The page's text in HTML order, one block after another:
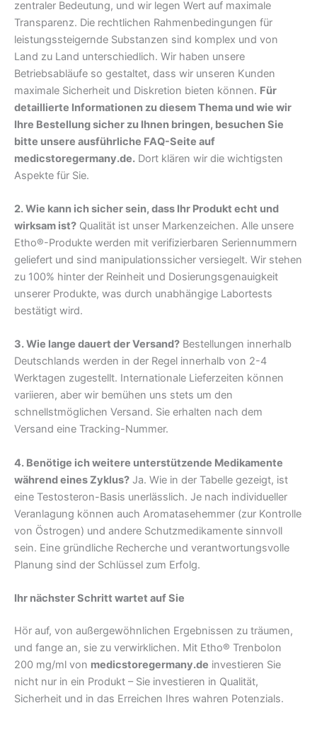
zentraler Bedeutung, und wir legen Wert auf maximale
Transparenz. Die rechtlichen Rahmenbedingungen für
leistungssteigernde Substanzen sind komplex und von
Land zu Land unterschiedlich. Wir haben unsere
Betriebsabläufe so gestaltet, dass wir unseren Kunden
maximale Sicherheit und Diskretion bieten können. Für
detaillierte Informationen zu diesem Thema und wie wir
Ihre Bestellung sicher zu Ihnen bringen, besuchen Sie
bitte unsere ausführliche FAQ-Seite auf
medicstoregermany.de. Dort klären wir die wichtigsten
Aspekte für Sie.
2. Wie kann ich sicher sein, dass Ihr Produkt echt und
wirksam ist? Qualität ist unser Markenzeichen. Alle unsere
Etho®-Produkte werden mit verifizierbaren Seriennummern
geliefert und sind manipulationssicher versiegelt. Wir stehen
zu 100% hinter der Reinheit und Dosierungsgenauigkeit
unserer Produkte, was durch unabhängige Labortests
bestätigt wird.
3. Wie lange dauert der Versand? Bestellungen innerhalb
Deutschlands werden in der Regel innerhalb von 2-4
Werktagen zugestellt. Internationale Lieferzeiten können
variieren, aber wir bemühen uns stets um den
schnellstmöglichen Versand. Sie erhalten nach dem
Versand eine Tracking-Nummer.
4. Benötige ich weitere unterstützende Medikamente
während eines Zyklus? Ja. Wie in der Tabelle gezeigt, ist
eine Testosteron-Basis unerlässlich. Je nach individueller
Veranlagung können auch Aromatasehemmer (zur Kontrolle
von Östrogen) und andere Schutzmedikamente sinnvoll
sein. Eine gründliche Recherche und verantwortungsvolle
Planung sind der Schlüssel zum Erfolg.
Ihr nächster Schritt wartet auf Sie
Hör auf, von außergewöhnlichen Ergebnissen zu träumen,
und fange an, sie zu verwirklichen. Mit Etho® Trenbolon
200 mg/ml von medicstoregermany.de investieren Sie
nicht nur in ein Produkt – Sie investieren in Qualität,
Sicherheit und in das Erreichen Ihres wahren Potenzials.